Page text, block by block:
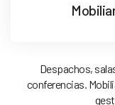
Despachos,
conferencias.